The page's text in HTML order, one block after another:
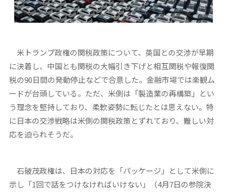
米トランプ政権の関税政策について、英国との交渉が早期
に決着し、中国とも関税の大幅引き下げと相互関税や報復関
税の90日間の発動停止などで合意した。金融市場では楽観ム
ードが台頭している。ただ、米側は「製造業の再構築」とい
う理念を堅持しており、柔軟姿勢に転じたとは思えない。特
に日本の交渉戦略は米側の関税政策とずれており、難しい対
応を迫られそうだ。
石破茂政権は、日本の対応を「パッケージ」として米側に
示し「1回で話をつけなければいけない」（4月7日の参院決